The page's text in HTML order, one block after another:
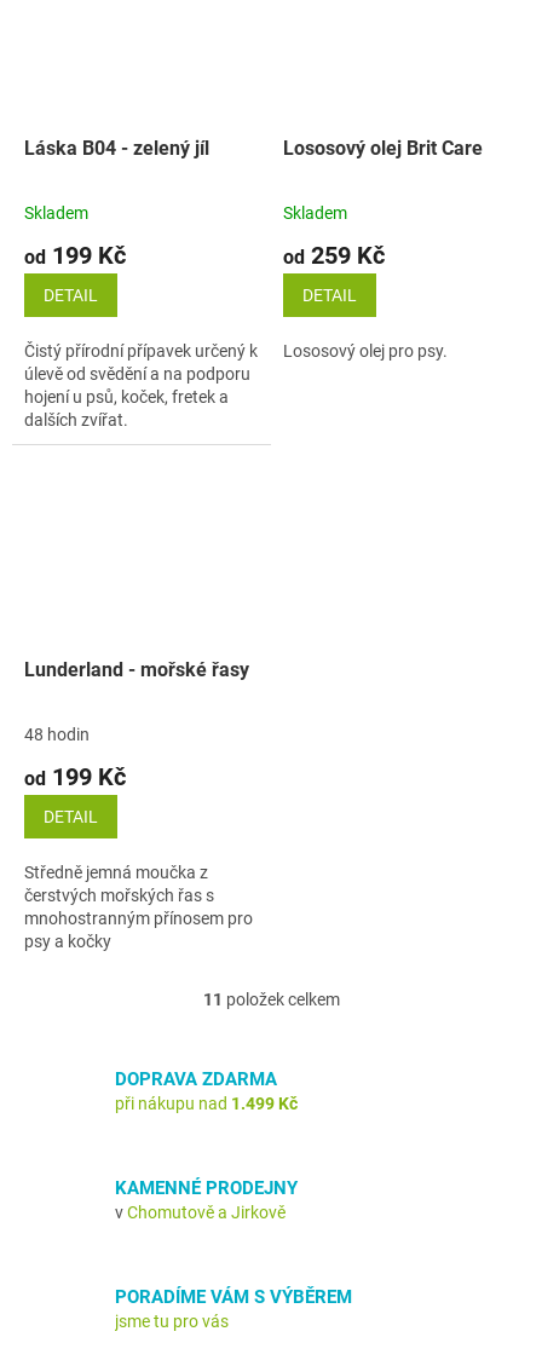
Láska B04 - zelený jíl
Skladem
od 199 Kč
DETAIL
Čistý přírodní přípavek určený k
úlevě od svědění a na podporu
hojení u psů, koček, fretek a
dalších zvířat.
Lososový olej Brit Care
Skladem
od 259 Kč
DETAIL
Lososový olej pro psy.
Lunderland - mořské řasy
48 hodin
od 199 Kč
DETAIL
Středně jemná moučka z
čerstvých mořských řas s
mnohostranným přínosem pro
psy a kočky
O
á
d
p
r
y
v
11 položek celkem
DOPRAVA ZDARMA
při nákupu nad 1.499 Kč
KAMENNÉ PRODEJNY
vChomutově a Jirkově
PORADÍME VÁM S VÝBĚREM
jsme tu pro vás